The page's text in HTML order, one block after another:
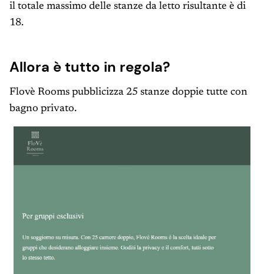
il totale massimo delle stanze da letto risultante è di
18.
Allora è tutto in regola?
Flovè Rooms pubblicizza 25 stanze doppie tutte con
bagno privato.